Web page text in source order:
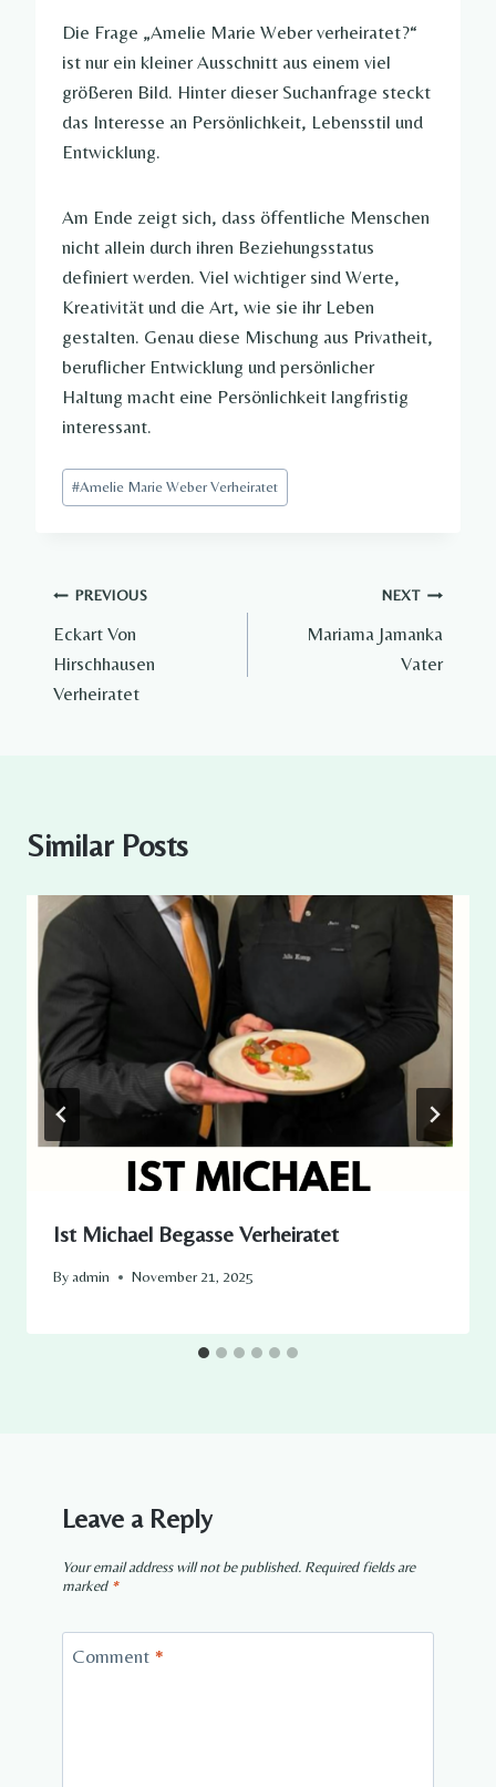
Die Frage „Amelie Marie Weber verheiratet?“
ist nur ein kleiner Ausschnitt aus einem viel
größeren Bild. Hinter dieser Suchanfrage steckt
das Interesse an Persönlichkeit, Lebensstil und
Entwicklung.
Am Ende zeigt sich, dass öffentliche Menschen
nicht allein durch ihren Beziehungsstatus
definiert werden. Viel wichtiger sind Werte,
Kreativität und die Art, wie sie ihr Leben
gestalten. Genau diese Mischung aus Privatheit,
beruflicher Entwicklung und persönlicher
Haltung macht eine Persönlichkeit langfristig
interessant.
Post
Tags:
#Amelie Marie Weber Verheiratet
Post
navigation
PREVIOUS
Eckart Von
Hirschhausen
Verheiratet
NEXT
Mariama Jamanka
Vater
Similar Posts
Ist Michael Begasse Verheiratet
By admin November 21, 2025
Leave a Reply
Your email address will not be published. Required fields are
marked *
Comment *